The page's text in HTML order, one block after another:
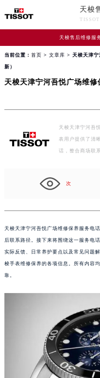
天梭
天梭售后维修服
当前位置： 首页 > 文章库 > 天梭天津宁
新）
天梭天津宁河吾悦广场维修
天梭天津宁河吾
表用户提供了清
话，整合商场联
次
天梭天津宁河吾悦广场维修保养服务电
后联系路径。接下来将围绕这一服务电
实际反馈、日常养护要点以及常见问题
梭手表维修保养的各项信息。所有内容
靠。